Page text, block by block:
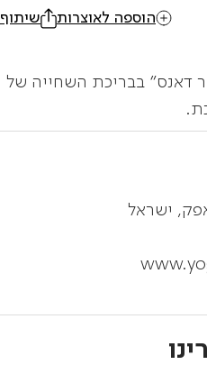
שיתוף הוספה לאוצרות
דאנס" בבריכת השחייה של
אפק, ישראל